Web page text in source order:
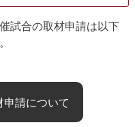
試合の取材申請は以下
請について